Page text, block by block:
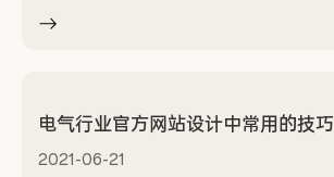
电气行业官方网站设计中常用的技巧
2021-06-21